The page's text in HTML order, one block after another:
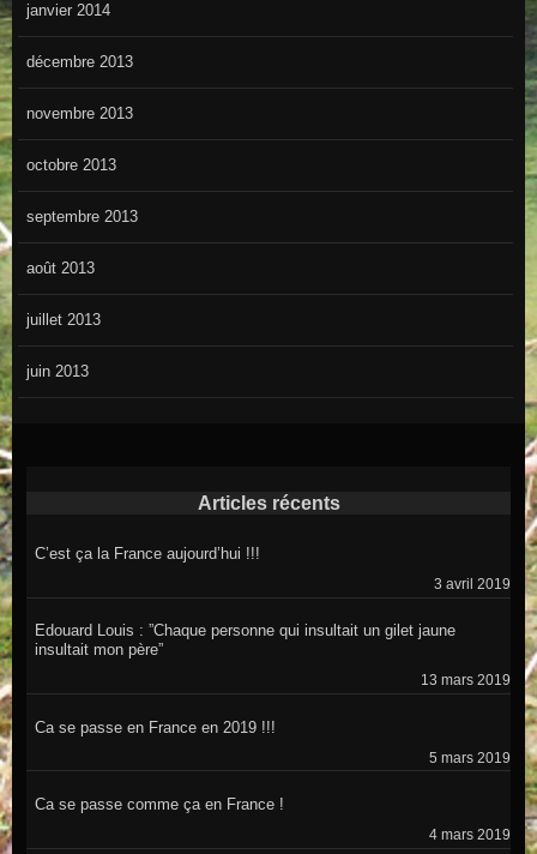
janvier 2014
décembre 2013
novembre 2013
octobre 2013
septembre 2013
août 2013
juillet 2013
juin 2013
Articles récents
C’est ça la France aujourd’hui !!!
3 avril 2019
Edouard Louis : ”Chaque personne qui insultait un gilet jaune
insultait mon père”
13 mars 2019
Ca se passe en France en 2019 !!!
5 mars 2019
Ca se passe comme ça en France !
4 mars 2019